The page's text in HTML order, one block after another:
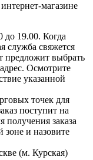
магазине
до 19.00. Когда
служба свяжется
предложит выбрать
Осмотрите
указанной
точек для
поступит на
получения заказа
зоне и назовите
(м. Курская)